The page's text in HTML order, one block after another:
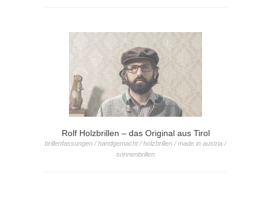
Rolf Holzbrillen – das Original aus Tirol
brillenfassungen / handgemacht / holzbrillen / made in austria /
sonnenbrillen